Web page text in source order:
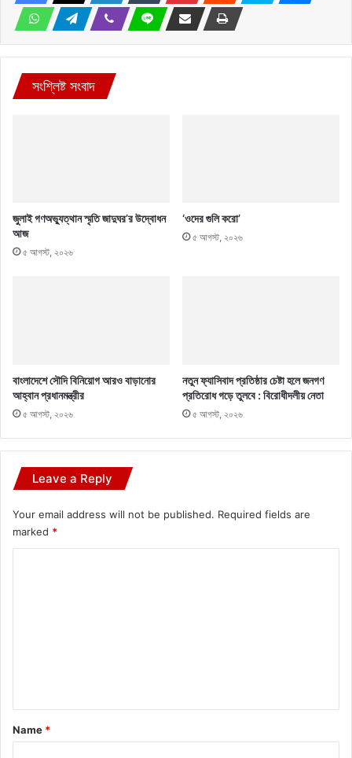
সংশ্লিষ্ট সংবাদ
জুলাই গণঅভ্যুত্থান স্মৃতি জাদুঘর’র উদ্বোধন
আজ
৫ আগস্ট, ২০২৬
‘ওদের গুলি করো’
৫ আগস্ট, ২০২৬
বাংলাদেশে সৌদি বিনিয়োগ আরও বাড়ানোর
আহ্বান প্রধানমন্ত্রীর
৫ আগস্ট, ২০২৬
নতুন ফ্যাসিবাদ প্রতিষ্ঠার চেষ্টা হলে জনগণ
প্রতিরোধ গড়ে তুলবে : বিরোধীদলীয় নেতা
৫ আগস্ট, ২০২৬
Leave a Reply
Your email address will not be published. Required fields are
marked *
*
Name *